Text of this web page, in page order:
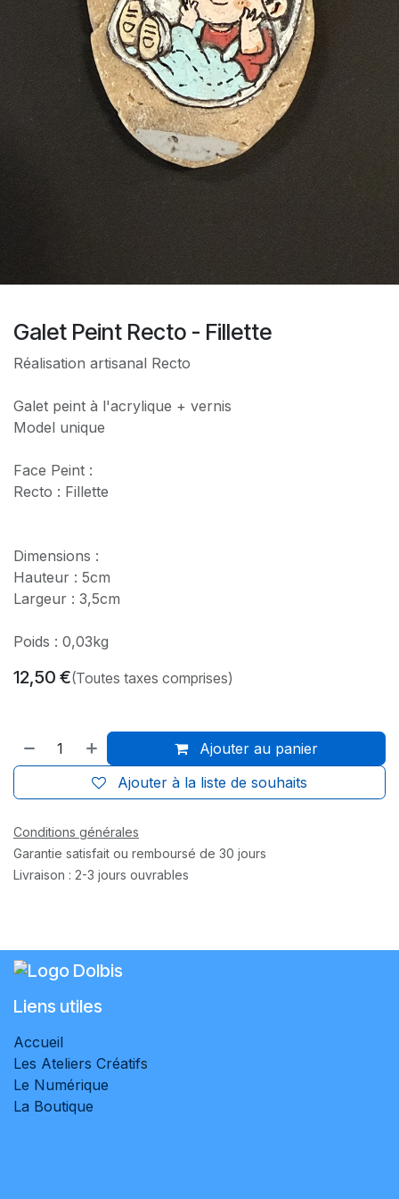
Galet Peint Recto - Fillette
Réalisation artisanal Recto
Galet peint à l'acrylique + vernis
Model unique
Face Peint :
Recto : Fillette
Dimensions :
Hauteur : 5cm
Largeur : 3,5cm
Poids : 0,03kg
12,50 €(Toutes taxes comprises)
Ajouter au panier
Ajouter à la liste de souhaits
Conditions générales
Garantie satisfait ou remboursé de 30 jours
Livraison : 2-3 jours ouvrables
Liens utiles
Accueil
Les Ateliers Créatifs
Le Numérique
La Boutique